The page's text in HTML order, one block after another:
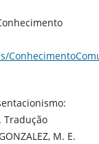
Tradução
M. E.